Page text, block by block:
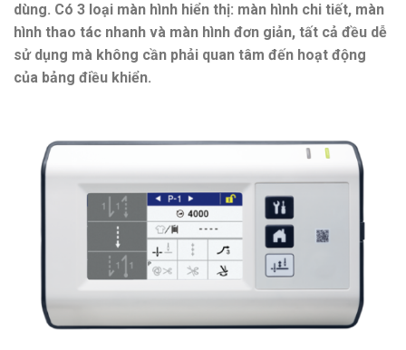
dùng. Có 3 loại màn hình hiển thị: màn hình chi tiết, màn
hình thao tác nhanh và màn hình đơn giản, tất cả đều dễ
sử dụng mà không cần phải quan tâm đến hoạt động
của bảng điều khiển.